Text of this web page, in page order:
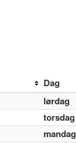
Dag
lørdag
torsdag
mandag